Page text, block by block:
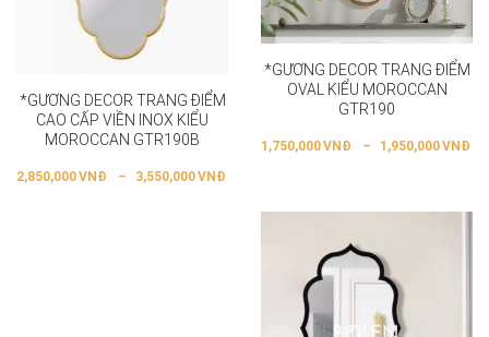
*GƯƠNG DECOR TRANG ĐIỂM
CAO CẤP VIỀN INOX KIỂU
MOROCCAN GTR190B
2,850,000VNĐ – 3,550,000VNĐ
*GƯƠNG DECOR TRANG ĐIỂM
OVAL KIỂU MOROCCAN
GTR190
1,750,000VNĐ – 1,950,000VNĐ